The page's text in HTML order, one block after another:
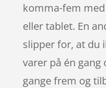
komma-fem
eller tablet. En
slipper for, at du
varer på én gang
gange frem og